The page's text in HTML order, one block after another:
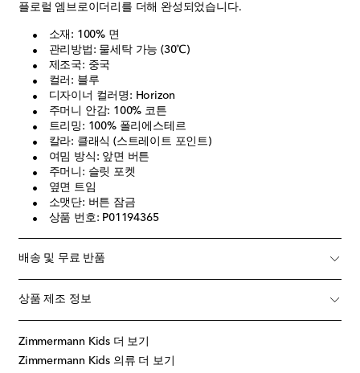
플로럴 엠브로이더리를 더해 완성되었습니다.
소재: 100% 면
관리방법: 물세탁 가능 (30℃)
제조국: 중국
컬러: 블루
디자이너 컬러명: Horizon
주머니 안감: 100% 코튼
트리밍: 100% 폴리에스테르
칼라: 클래식 (스트레이트 포인트)
여밈 방식: 앞면 버튼
주머니: 슬릿 포켓
옆면 트임
소맷단: 버튼 잠금
상품 번호: P01194365
배송 및 무료 반품
상품 제조 정보
Zimmermann Kids 더 보기
Zimmermann Kids 의류 더 보기